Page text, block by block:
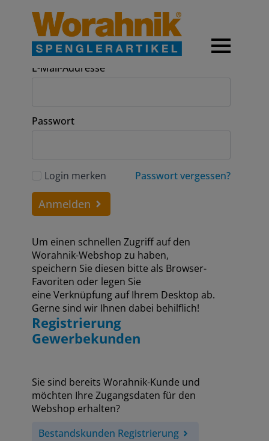
Anmeldung
E-Mail-Addresse
Passwort
Login merken Passwort vergessen?
Anmelden
Um einen schnellen Zugriff auf den
Worahnik-Webshop zu haben,
speichern Sie diesen bitte als Browser-
Favoriten oder legen Sie
eine Verknüpfung auf Ihrem Desktop ab.
Gerne sind wir Ihnen dabei behilflich!
Registrierung
Gewerbekunden
Sie sind bereits Worahnik-Kunde und
möchten Ihre Zugangsdaten für den
Webshop erhalten?
Bestandskunden Registrierung